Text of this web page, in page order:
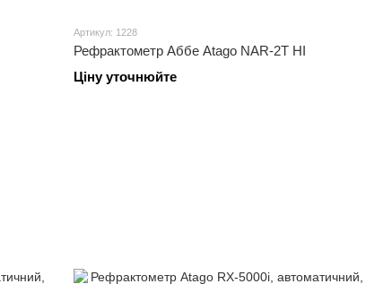
Артикул: 1228
Рефрактометр Аббе Atago NAR-2T HI
Ціну уточнюйте